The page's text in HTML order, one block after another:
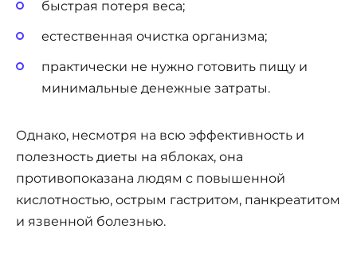
быстрая потеря веса;
естественная очистка организма;
практически не нужно готовить пищу и
минимальные денежные затраты.
Однако, несмотря на всю эффективность и
полезность диеты на яблоках, она
противопоказана людям с повышенной
кислотностью, острым гастритом, панкреатитом
и язвенной болезнью.